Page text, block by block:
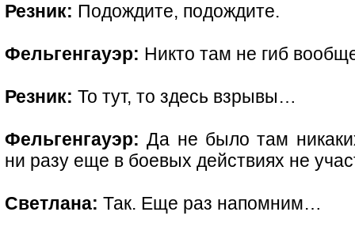
Резник: Подождите, подождите.
Фельгенгауэр: Никто там не гиб
Резник: То тут, то здесь взрывы…
Фельгенгауэр: Да не было там
ни разу еще в боевых действиях не
Светлана: Так. Еще раз напомним…